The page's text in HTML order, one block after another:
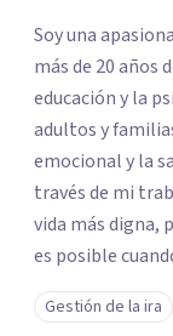
Soy una
más de 20 años
educación y la
adultos y
emocional y la salud mental.
través de mi
vida más digna,
es posible
de nuestro
experiencias
Gestión de la ira